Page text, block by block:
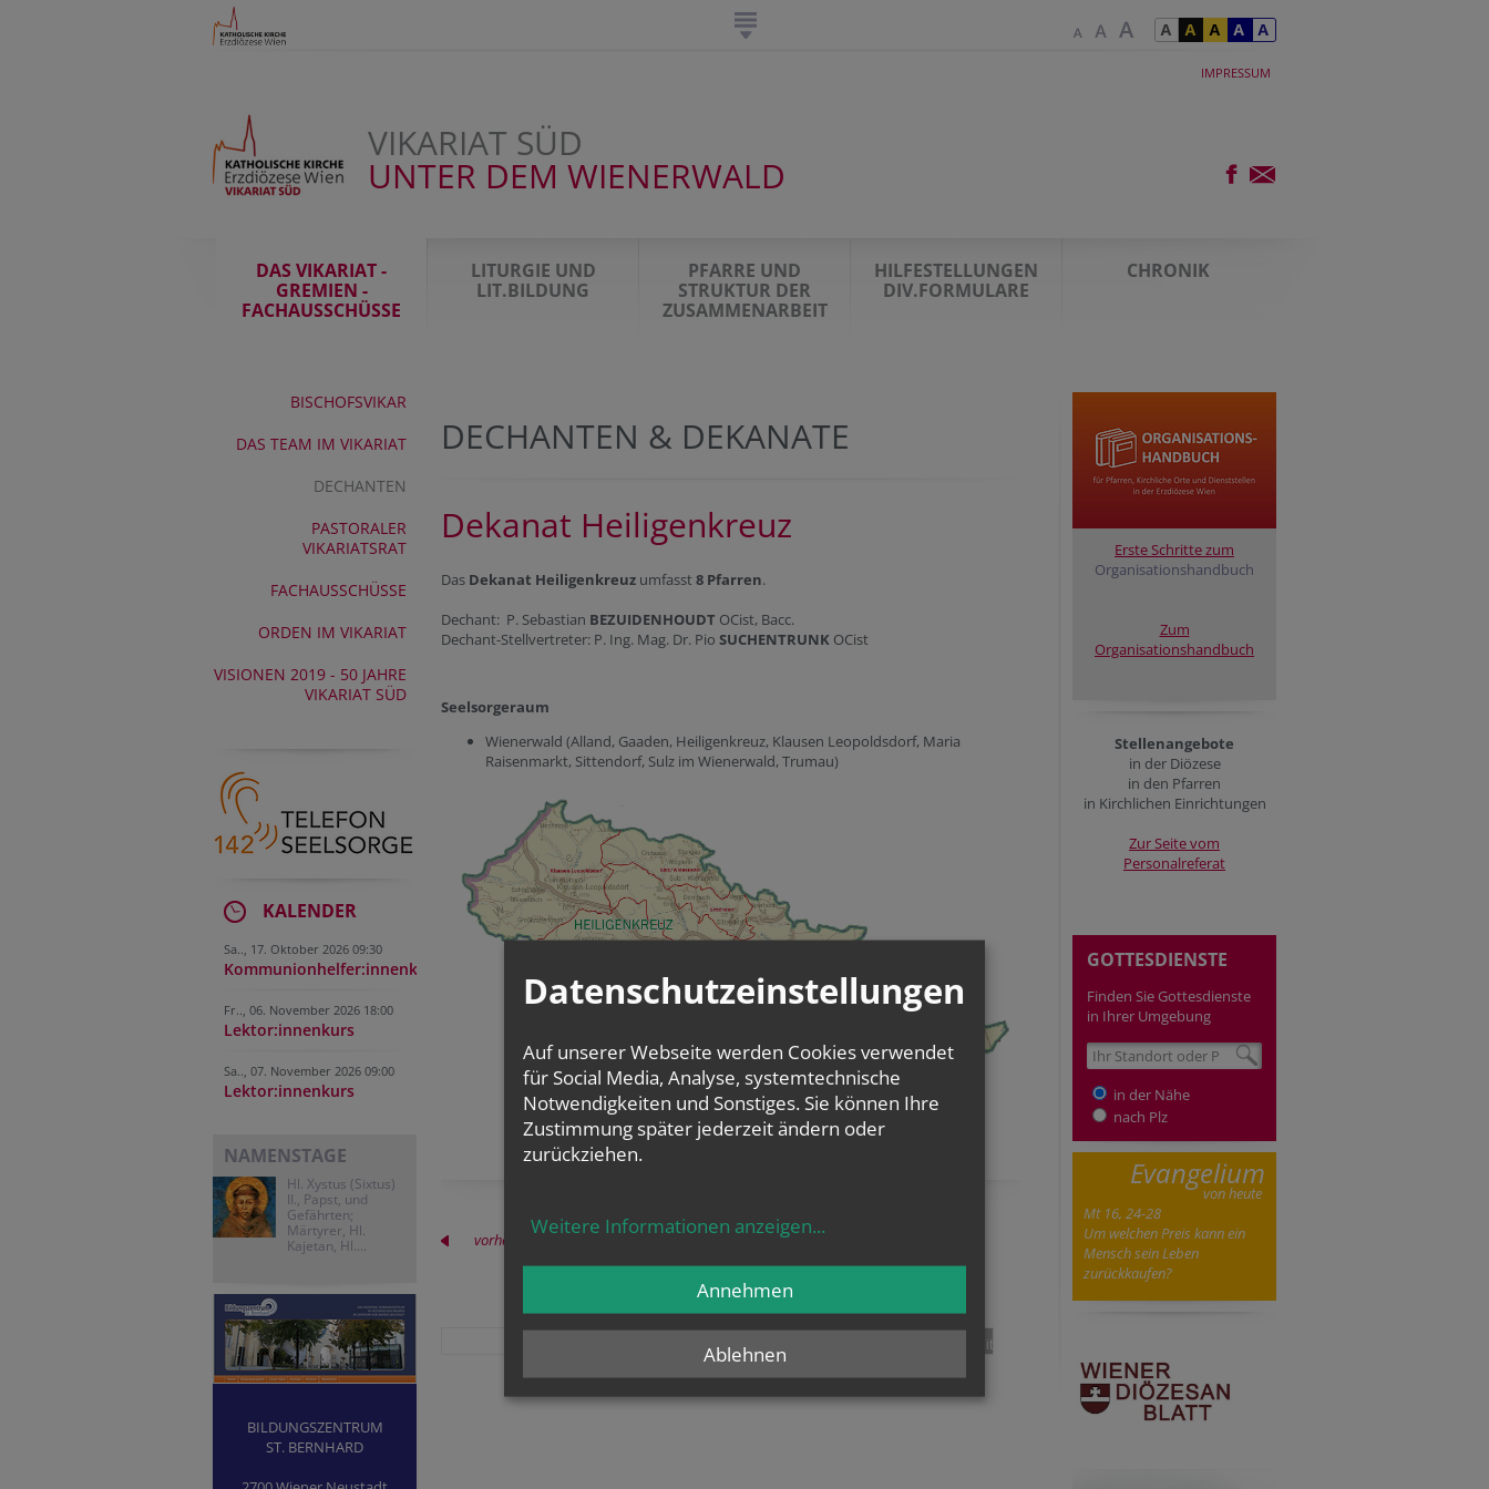
IMPRESSUM
VIKARIAT SÜD
UNTER DEM WIENERWALD
DAS VIKARIAT -
GREMIEN -
FACHAUSSCHÜSSE
LITURGIE UND
LIT.BILDUNG
PFARRE UND
STRUKTUR DER
ZUSAMMENARBEIT
HILFESTELLUNGEN
DIV.FORMULARE
CHRONIK
BISCHOFSVIKAR
DAS TEAM IM VIKARIAT
DECHANTEN
PASTORALER
VIKARIATSRAT
FACHAUSSCHÜSSE
ORDEN IM VIKARIAT
VISIONEN 2019 - 50 JAHRE
VIKARIAT SÜD
KALENDER
Sa.., 17. Oktober 2026 09:30
Kommunionhelfer:innenkurs
Fr.., 06. November 2026 18:00
Lektor:innenkurs
Sa.., 07. November 2026 09:00
Lektor:innenkurs
NAMENSTAGE
Hl. Xystus (Sixtus)
II., Papst, und
Gefährten;
Märtyrer, Hl.
Kajetan, Hl....
BILDUNGSZENTRUM
ST. BERNHARD
DECHANTEN & DEKANATE
Dekanat Heiligenkreuz
Das Dekanat Heiligenkreuz umfasst 8 Pfarren.
Dechant: P. Sebastian BEZUIDENHOUDT OCist, Bacc.
Dechant-Stellvertreter: P. Ing. Mag. Dr. Pio SUCHENTRUNK OCist
Seelsorgeraum
Wienerwald (Alland, Gaaden, Heiligenkreuz, Klausen Leopoldsdorf, Maria
Raisenmarkt, Sittendorf, Sulz im Wienerwald, Trumau)
vorherige
pin it
Erste Schritte zum
Organisationshandbuch
Zum
Organisationshandbuch
Stellenangebote
in der Diözese
in den Pfarren
in Kirchlichen Einrichtungen
Zur Seite vom
Personalreferat
GOTTESDIENSTE
Finden Sie Gottesdienste
in Ihrer Umgebung
in der Nähe
nach Plz
Evangelium
von heute
Mt 16, 24-28
Um welchen Preis kann ein
Mensch sein Leben
zurückkaufen?
Datenschutzeinstellungen
Auf unserer Webseite werden Cookies verwendet
für Social Media, Analyse, systemtechnische
Notwendigkeiten und Sonstiges. Sie können Ihre
Zustimmung später jederzeit ändern oder
zurückziehen.
Weitere Informationen anzeigen...
Ablehnen
Annehmen